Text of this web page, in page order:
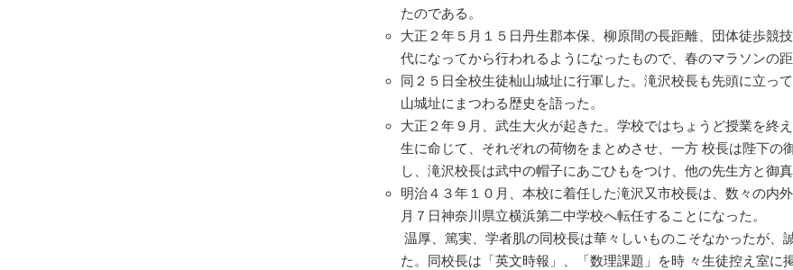
たのである。
大正２年５月１５日丹生郡本保、柳原間の長距離、団体徒歩競
代になってから行われるようになったもので、春のマラソンの
同２５日全校生徒杣山城址に行軍した。滝沢校長も先頭に立っ
山城址にまつわる歴史を語った。
大正２年９月、武生大火が起きた。学校ではちょうど授業を終
生に命じて、それぞれの荷物をまとめさせ、一方 校長は陛下の
し、滝沢校長は武中の帽子にあごひもをつけ、他の先生方と御
明治４３年１０月、本校に着任した滝沢又市校長は、数々の内
月７日神奈川県立横浜第二中学校へ転任することになった。
温厚、篤実、学者肌の同校長は華々しいものこそなかったが、
た。同校長は「英文時報」、「数理課題」を時 々生徒控え室